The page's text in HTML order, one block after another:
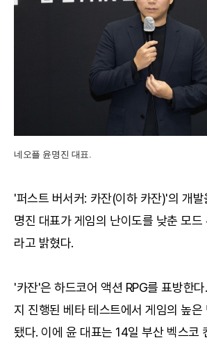
네오플 윤명진 대표.
'퍼스트 버서커: 카잔(이하 카잔)'의 개
명진 대표가 게임의 난이도를 낮춘 모드
라고 밝혔다.
'카잔'은 하드코어 액션 RPG를 표방한
지 진행된 베타 테스트에서 게임의 높은
됐다. 이에 윤 대표는 14일 부산 벡스코